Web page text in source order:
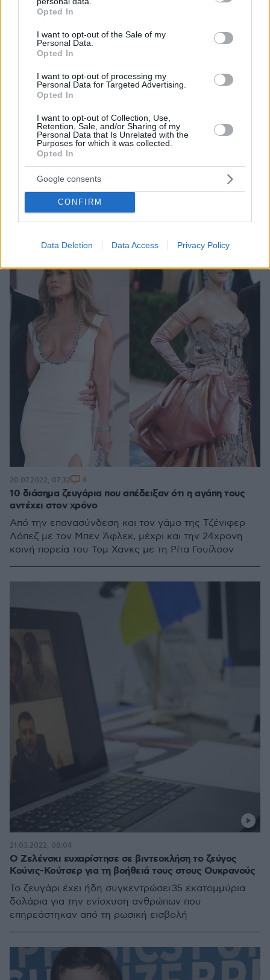
grant or deny consent to Google and its third-party tags to
use your data for below specified purposes in below Google
consent section.
Opted In
I want to opt-out of the Sale of my
Personal Data.
Opted In
I want to opt-out of processing my
Personal Data for Targeted Advertising.
Opted In
I want to opt-out of Collection, Use,
Retention, Sale, and/or Sharing of my
Personal Data that Is Unrelated with the
Purposes for which it was collected.
Opted In
Google consents
CONFIRM
Data Deletion Data Access Privacy Policy
Η Μίλα Κούνις στην πρεμιέρα της νέας ταινίας του
Netflix
Το φιλμ «Luckiest Girl Alive» θα κυκλοφορήσει στις 7
Οκτωβρίου - Δείτε φωτογραφίες
30.09.2022, 12:12
10 διάσημα ζευγάρια που απέδειξαν ότι η αγάπη τους
αντέχει στον χρόνο
Από την επανασύνδεση και τον γάμο της Τζένιφερ
Λόπεζ με τον Μπεν Άφλεκ, μέχρι και την 24χρονη
κοινή πορεία του Τομ Χανκς με τη Ρίτα Γουίλσον
20.07.2022, 07:32 6
O Ζελένσκι ευχαρίστησε σε βιντεοκλήση το ζεύγος
Κούνις-Κούτσερ για τη βοήθειά τους στους Ουκρανούς
Το ζευγάρι έχει ήδη συγκεντρώσει 35 εκατομμύρια
δολάρια για την ενίσχυση ανθρώπων που
επηρεάστηκαν από τη ρωσική εισβολή
21.03.2022, 08:04